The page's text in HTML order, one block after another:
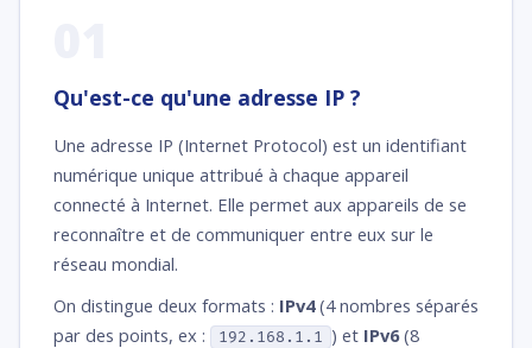
Qu'est-ce qu'une adresse IP ?
Une adresse IP (Internet Protocol) est un identifiant
numérique unique attribué à chaque appareil
connecté à Internet. Elle permet aux appareils de se
reconnaître et de communiquer entre eux sur le
réseau mondial.
On distingue deux formats : IPv4(4 nombres séparés
par des points, ex :
192.168.1.1 ) et IPv6(8